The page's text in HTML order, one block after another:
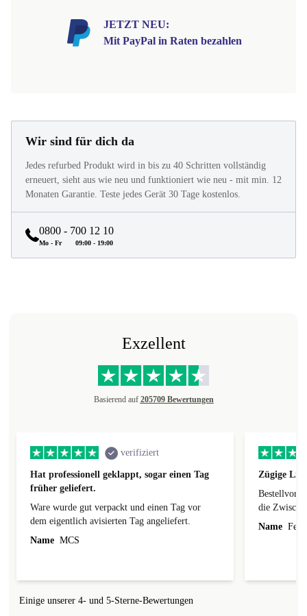
JETZT NEU:
Mit PayPal in Raten bezahlen
Wir sind für dich da
Jedes refurbed Produkt wird in bis zu 40 Schritten vollständig
erneuert, sieht aus wie neu und funktioniert wie neu - mit min. 12
Monaten Garantie. Teste jedes Gerät 30 Tage kostenlos.
0800 - 700 12 10
Mo - Fr 09:00 - 19:00
Exzellent
Basierend auf 205709 Bewertungen
verifiziert
Hat professionell geklappt, sogar einen Tag
früher geliefert.
Ware wurde gut verpackt und einen Tag vor
dem eigentlich avisierten Tag angeliefert.
Name MCS
Zügige
die
Name
Einige unserer 4- und 5-Sterne-Bewertungen